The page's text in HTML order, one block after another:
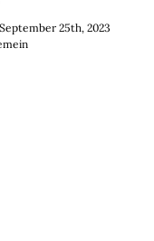
25th, 2023